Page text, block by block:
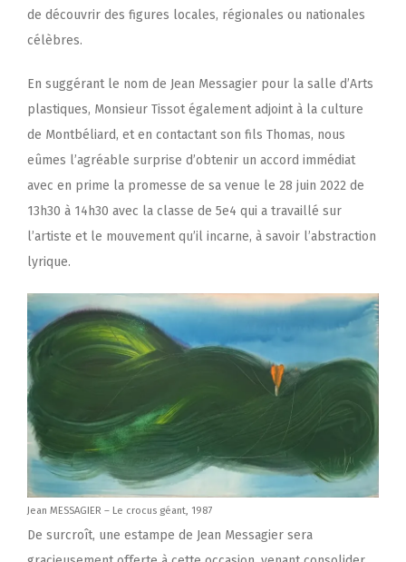
de découvrir des figures locales, régionales ou nationales
célèbres.
En suggérant le nom de Jean Messagier pour la salle d’Arts
plastiques, Monsieur Tissot également adjoint à la culture
de Montbéliard, et en contactant son fils Thomas, nous
eûmes l’agréable surprise d’obtenir un accord immédiat
avec en prime la promesse de sa venue le 28 juin 2022 de
13h30 à 14h30 avec la classe de 5e4 qui a travaillé sur
l’artiste et le mouvement qu’il incarne, à savoir l’abstraction
lyrique.
Jean MESSAGIER – Le crocus géant, 1987
De surcroît, une estampe de Jean Messagier sera